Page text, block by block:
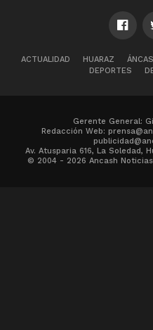
ACTUALIDAD HUARAZ
DEPORTES
Gerente General:
Redacción Web:
Av. Atusparia 616, La Soledad,
© 2004 - 2026 Ancash